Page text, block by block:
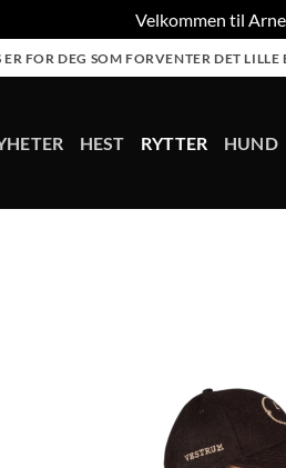
Velkommen til
ER FOR DEG SOM FORVENTER DET LILLE
HEST RYTTER HUND